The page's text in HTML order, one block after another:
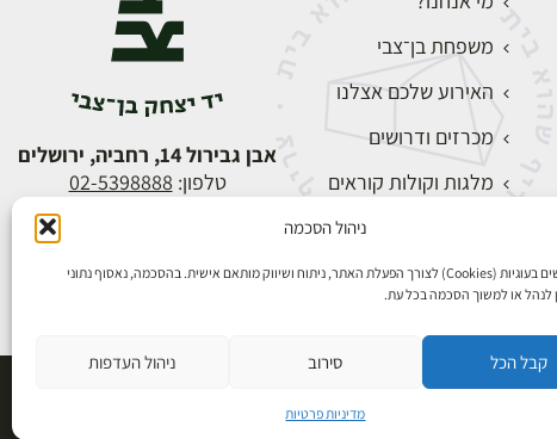
ניהול הסכמה
אנו משתמשים בעוגיות (Cookies) לצורך הפעלת האתר, ניתוח ושיווק מותאם אישית. בהסכמה, נאסוף נתוני
לנהל או למשוך הסכמה בכל עת.
קבל הכל סירוב ניהול העדפות
מדיניות פרטיות
משפחת בן־צבי
האירוע שלכם אצלנו
מכרזים ודרושים
מלגות וקולות קוראים
התחברות
אבן גבירול 14, רחביה, ירושלים
טלפון: 02-5398888